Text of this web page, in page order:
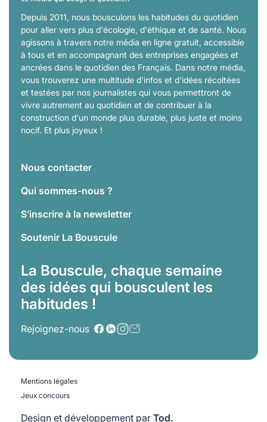
Depuis 2011, nous bousculons les habitudes du quotidien
pour aller vers plus d'écologie, d'éthique et de santé. Nous
agissons à travers notre média en ligne gratuit, accessible
à tous et en accompagnant des entreprises engagées et
ancrées dans le quotidien des Français. Dans notre média,
vous trouverez une multitude d'infos et d'idées récoltées
et testées par nos journalistes qui vous permettront de
vivre autrement au quotidien et de contribuer à la
construction d'un monde plus durable, plus juste et moins
nocif. Et plus joyeux !
Nous contacter
Qui sommes-nous ?
S’inscrire à la newsletter
Soutenir La Bouscule
La Bouscule, chaque semaine
des idées qui bousculent les
habitudes !
Rejoignez-nous
Mentions légales
Jeux concours
Design et développement par Tod.